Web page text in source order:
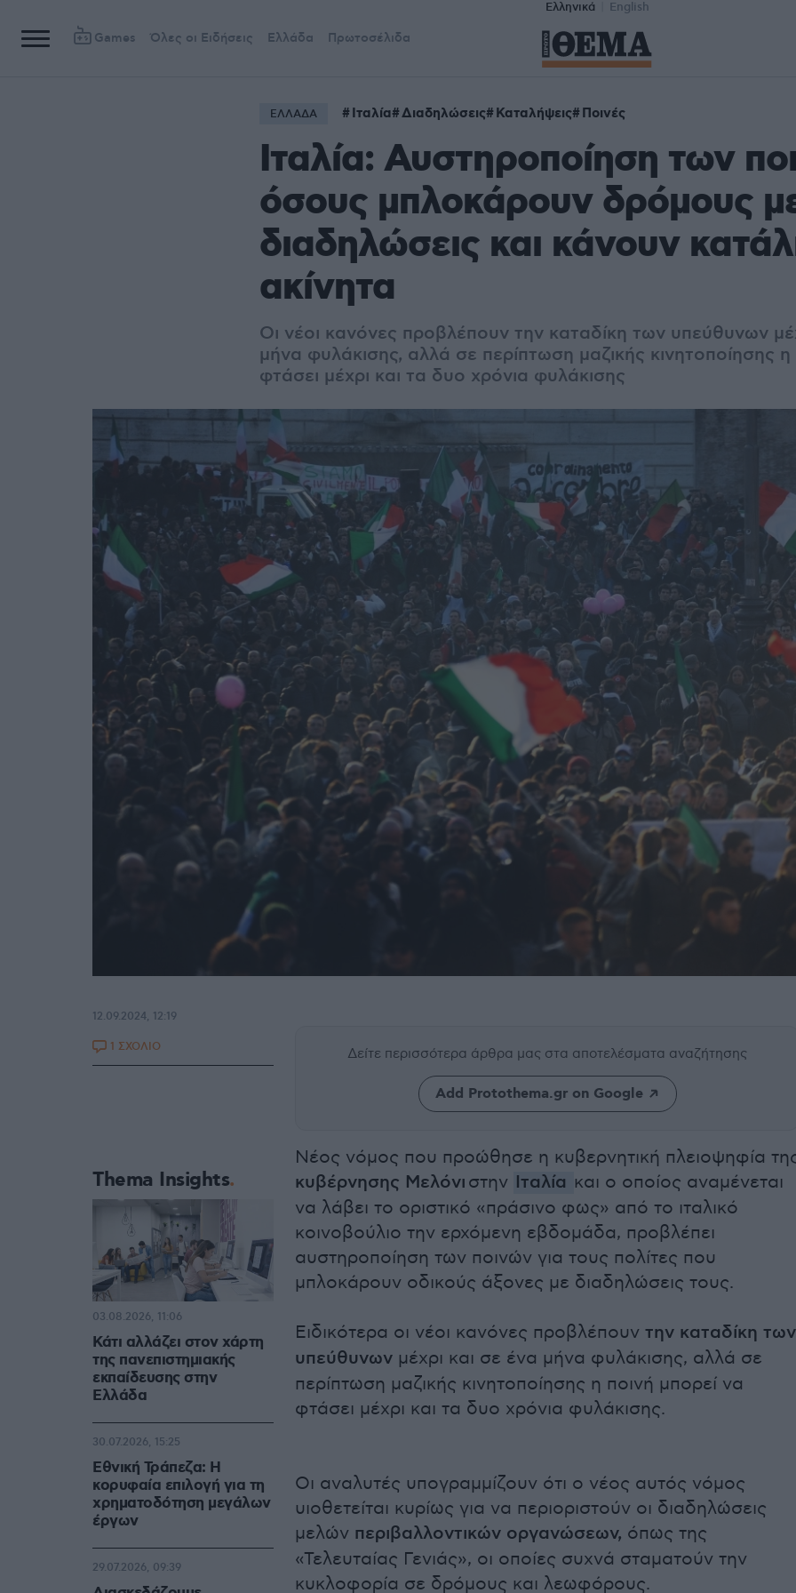
Ελληνικά English
Games Όλες οι Ειδήσεις Ελλάδα Πρωτοσέλιδα
ΕΛΛΑΔΑ Ιταλία Διαδηλώσεις Καταλήψεις Ποινές
Ιταλία: Αυστηροποίηση των
όσους μπλοκάρουν δρόμους
διαδηλώσεις και κάνουν
ακίνητα
Οι νέοι κανόνες προβλέπουν την καταδίκη των υπεύθυνων
μήνα φυλάκισης, αλλά σε περίπτωση μαζικής κινητοποίησης η
φτάσει μέχρι και τα δυο χρόνια φυλάκισης
Δείτε περισσότερα άρθρα μας στα αποτελέσματα αναζήτησης
Add Protothema.gr on Google
Νέος νόμος που προώθησε η κυβερνητική πλειοψηφία
κυβέρνησης Μελόνι στην Ιταλία και ο οποίος αναμένεται
να λάβει το οριστικό «πράσινο φως» από το ιταλικό
κοινοβούλιο την ερχόμενη εβδομάδα, προβλέπει
αυστηροποίηση των ποινών για τους πολίτες που
μπλοκάρουν οδικούς άξονες με διαδηλώσεις τους.
Ειδικότερα οι νέοι κανόνες προβλέπουν την καταδίκη των
υπεύθυνων μέχρι και σε ένα μήνα φυλάκισης, αλλά σε
περίπτωση μαζικής κινητοποίησης η ποινή μπορεί να
φτάσει μέχρι και τα δυο χρόνια φυλάκισης.
Οι αναλυτές υπογραμμίζουν ότι ο νέος αυτός νόμος
υιοθετείται κυρίως για να περιοριστούν οι διαδηλώσεις
μελών περιβαλλοντικών οργανώσεων, όπως της
«Τελευταίας Γενιάς», οι οποίες συχνά σταματούν την
κυκλοφορία σε δρόμους και λεωφόρους.
12.09.2024, 12:19
1 ΣΧΟΛΙΟ
Thema Insights
Κάτι αλλάζει στον χάρτη
της πανεπιστημιακής
εκπαίδευσης στην
Ελλάδα
03.08.2026, 11:06
Εθνική Τράπεζα: Η
κορυφαία επιλογή για τη
χρηματοδότηση μεγάλων
έργων
30.07.2026, 15:25
29.07.2026, 09:39